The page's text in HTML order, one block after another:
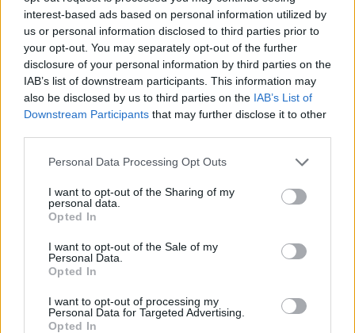
interest-based ads based on personal information utilized by
us or personal information disclosed to third parties prior to
your opt-out. You may separately opt-out of the further
disclosure of your personal information by third parties on the
IAB’s list of downstream participants. This information may
also be disclosed by us to third parties on the IAB’s List of
Downstream Participants that may further disclose it to other
Personal Data Processing Opt Outs
I want to opt-out of the Sharing of my
personal data.
Opted In
I want to opt-out of the Sale of my
Personal Data.
Opted In
I want to opt-out of processing my
Personal Data for Targeted Advertising.
Opted In
doppietta di Tapparello
8 Ago 2026
Il Latte Dolce prende Dumani dalla Torres,
Mascia, Sorgente, Lopes, Limberti e Cherchi
gli altri acquisti
8 Ago 2026
Manuel Rinino e Samuele Vacca
7 Ago 2026